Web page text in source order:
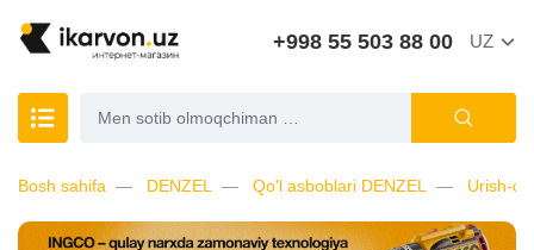
+998 55 503 88 00 UZ
Bosh sahifa DENZEL Qo'l asboblari DENZEL Urish-